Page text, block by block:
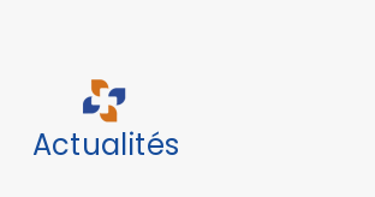
Actualités